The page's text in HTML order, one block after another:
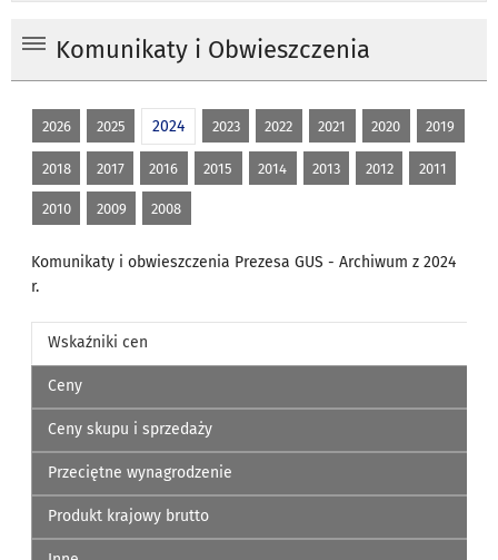
Komunikaty i Obwieszczenia
2026 2025 2024 2023 2022 2021 2020 2019
2018 2017 2016 2015 2014 2013 2012 2011
2010 2009 2008
Komunikaty i obwieszczenia Prezesa GUS - Archiwum z 2024
r.
Wskaźniki cen
Ceny
Ceny skupu i sprzedaży
Przeciętne wynagrodzenie
Produkt krajowy brutto